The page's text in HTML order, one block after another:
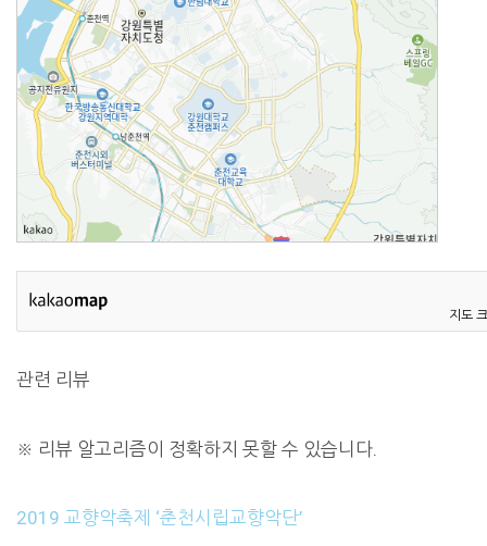
지도
관련 리뷰
※ 리뷰 알고리즘이 정확하지 못할 수 있습니다.
2019 교향악축제 ‘춘천시립교향악단’